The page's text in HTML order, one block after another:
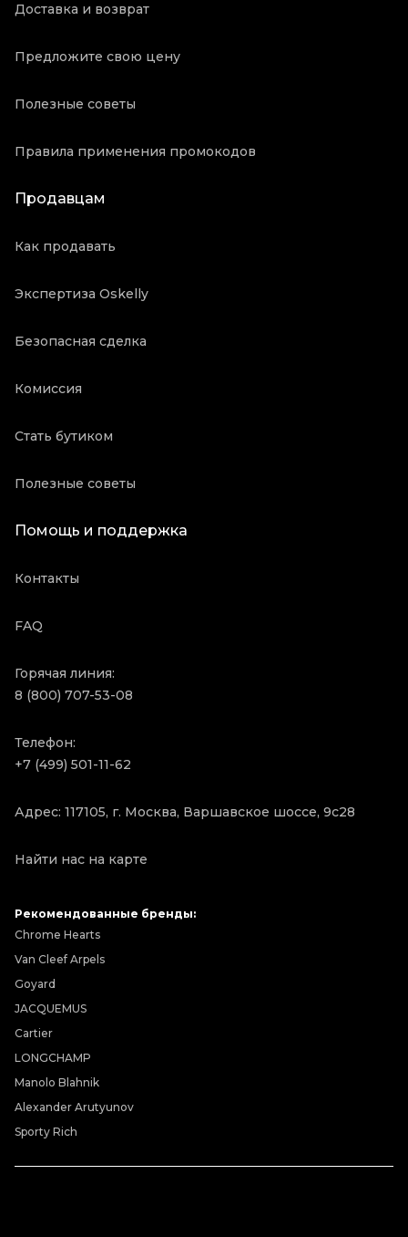
Доставка и возврат
Предложите свою цену
Полезные советы
Правила применения промокодов
Продавцам
Как продавать
Экспертиза Oskelly
Безопасная сделка
Комиссия
Стать бутиком
Полезные советы
Помощь и поддержка
Контакты
FAQ
Горячая линия:
8 (800) 707-53-08
Телефон:
+7 (499) 501-11-62
Адрес: 117105, г. Москва, Варшавское шоссе, 9с28
Найти нас на карте
Рекомендованные бренды:
Chrome Hearts
Van Cleef Arpels
Goyard
JACQUEMUS
Cartier
LONGCHAMP
Manolo Blahnik
Alexander Arutyunov
Sporty Rich